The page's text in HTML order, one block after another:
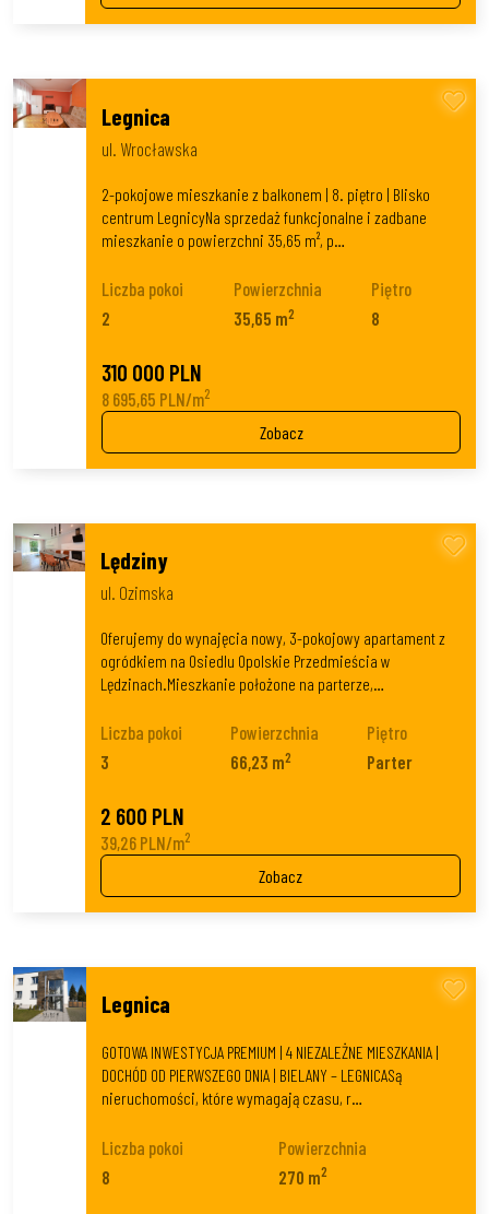
Legnica
ul. Wrocławska
2-pokojowe mieszkanie z balkonem | 8. piętro | Blisko
centrum LegnicyNa sprzedaż funkcjonalne i zadbane
mieszkanie o powierzchni 35,65 m², p…
Liczba pokoi
2
Powierzchnia
35,65 m2
Piętro
8
310 000 PLN
8 695,65 PLN/m2
Zobacz
Lędziny
ul. Ozimska
Oferujemy do wynajęcia nowy, 3-pokojowy apartament z
ogródkiem na Osiedlu Opolskie Przedmieścia w
Lędzinach.Mieszkanie położone na parterze,…
Liczba pokoi
3
Powierzchnia
66,23 m2
Piętro
Parter
2 600 PLN
39,26 PLN/m2
Zobacz
Legnica
GOTOWA INWESTYCJA PREMIUM | 4 NIEZALEŻNE MIESZKANIA |
DOCHÓD OD PIERWSZEGO DNIA | BIELANY – LEGNICASą
nieruchomości, które wymagają czasu, r…
Liczba pokoi
8
Powierzchnia
270 m2